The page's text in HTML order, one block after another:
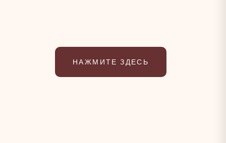
НАЖМИТЕ ЗДЕСЬ